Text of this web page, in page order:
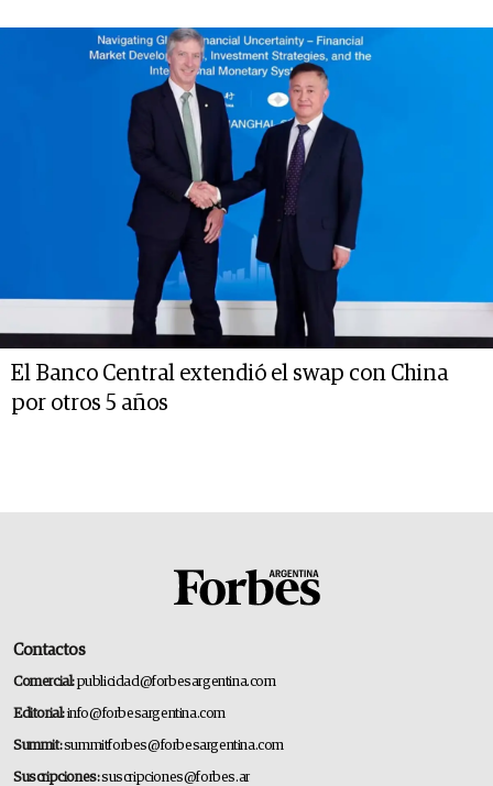
El Banco Central extendió el swap con China
por otros 5 años
Contactos
Comercial:publicidad@forbesargentina.com
Editorial:info@forbesargentina.com
Summit:summitforbes@forbesargentina.com
Suscripciones:suscripciones@forbes.ar